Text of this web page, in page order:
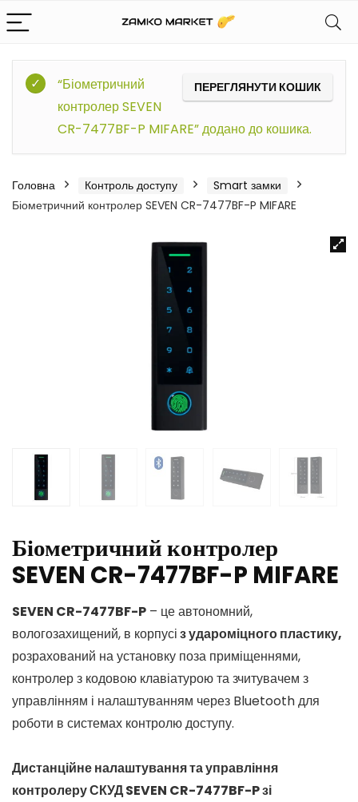
ПЕРЕГЛЯНУТИ КОШИК
“Біометричний
контролер SEVEN
CR-7477BF-P MIFARE” додано до кошика.
Головна Контроль доступу
Smart замки
Біометричний контролер SEVEN CR-7477BF-P MIFARE
Біометричний контролер
SEVEN CR-7477BF-P MIFARE
SEVEN CR-7477BF-P – це автономний,
вологозахищений, в корпусіз удароміцного пластику,
розрахований на установку поза приміщеннями,
контролер з кодовою клавіатурою та зчитувачем з
управлінням і налаштуванням через Bluetooth для
роботи в системах контролю доступу.
Дистанційне налаштування та управління
контролеру СКУД SEVEN CR-7477BF-P зі